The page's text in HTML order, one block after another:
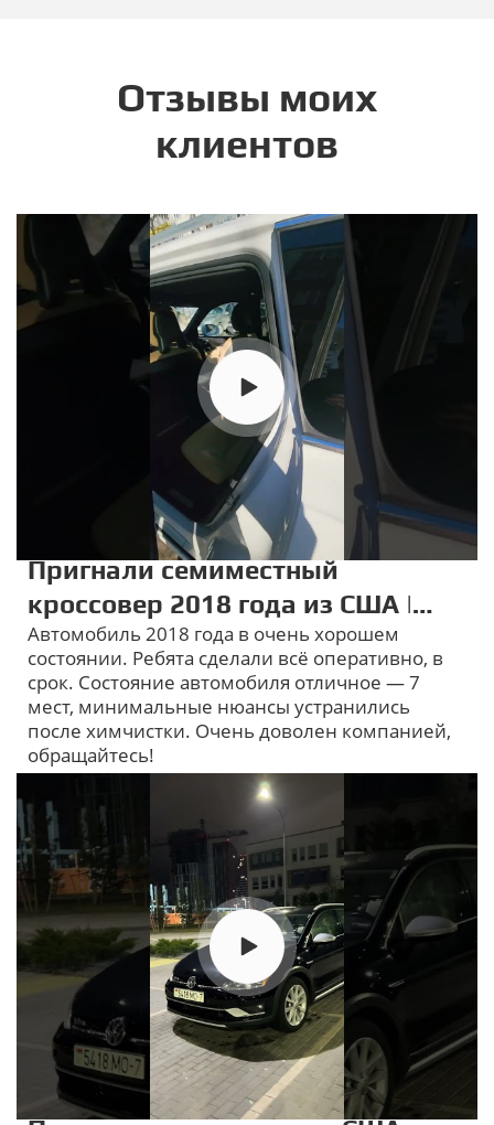
Oтзывы моих
клиентов
Пригнали семиместный
кроссовер 2018 года из США |
InterCargo отзывы
Автомобиль 2018 года в очень хорошем
состоянии. Ребята сделали всё оперативно, в
срок. Состояние автомобиля отличное — 7
мест, минимальные нюансы устранились
после химчистки. Очень доволен компанией,
обращайтесь!